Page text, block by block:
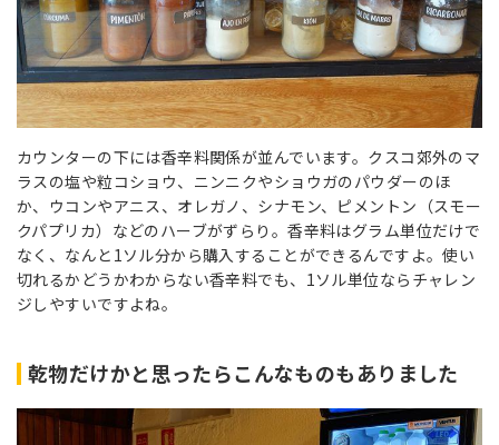
カウンターの下には香辛料関係が並んでいます。クスコ郊外のマ
ラスの塩や粒コショウ、ニンニクやショウガのパウダーのほ
か、ウコンやアニス、オレガノ、シナモン、ピメントン（スモー
クパプリカ）などのハーブがずらり。香辛料はグラム単位だけで
なく、なんと1ソル分から購入することができるんですよ。使い
切れるかどうかわからない香辛料でも、1ソル単位ならチャレン
ジしやすいですよね。
乾物だけかと思ったらこんなものもありました